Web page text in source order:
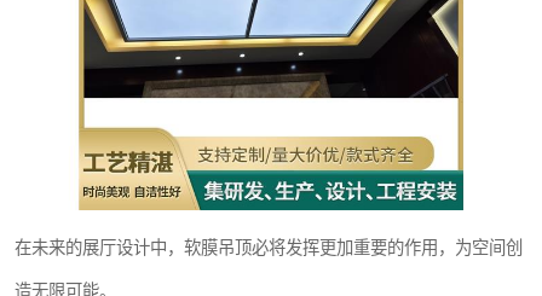
在未来的展厅设计中，软膜吊顶必将发挥更加重要的作用，为空间创
造无限可能。